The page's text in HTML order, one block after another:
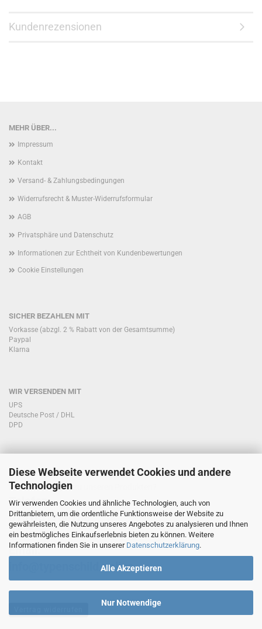
Diese Webseite verwendet Cookies und andere
Technologien
Wir verwenden Cookies und ähnliche Technologien, auch von
Drittanbietern, um die ordentliche Funktionsweise der Website zu
gewährleisten, die Nutzung unseres Angebotes zu analysieren und Ihnen
ein bestmögliches Einkaufserlebnis bieten zu können. Weitere
Informationen finden Sie in unserer Datenschutzerklärung.
Alle Akzeptieren
Nur Notwendige
Kundenrezensionen
MEHR ÜBER...
Impressum
Kontakt
Versand- & Zahlungsbedingungen
Widerrufsrecht & Muster-Widerrufsformular
AGB
Privatsphäre und Datenschutz
Informationen zur Echtheit von Kundenbewertungen
Cookie Einstellungen
SICHER BEZAHLEN MIT
Vorkasse (abzgl. 2 % Rabatt von der Gesamtsumme)
Paypal
Klarna
WIR VERSENDEN MIT
UPS
Deutsche Post / DHL
DPD
KONTAKT KUNDENSERVICE
Sie haben Fragen zu unseren Produkten?
Telefon:
0151/51760708
Email:
info@typenschild.online